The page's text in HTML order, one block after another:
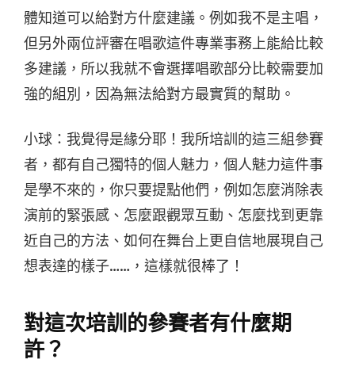
體知道可以給對方什麼建議。例如我不是主唱，
但另外兩位評審在唱歌這件專業事務上能給比較
多建議，所以我就不會選擇唱歌部分比較需要加
強的組別，因為無法給對方最實質的幫助。
小球：我覺得是緣分耶！我所培訓的這三組參賽
者，都有自己獨特的個人魅力，個人魅力這件事
是學不來的，你只要提點他們，例如怎麼消除表
演前的緊張感、怎麼跟觀眾互動、怎麼找到更靠
近自己的方法、如何在舞台上更自信地展現自己
想表達的樣子……，這樣就很棒了！
對這次培訓的參賽者有什麼期
許？